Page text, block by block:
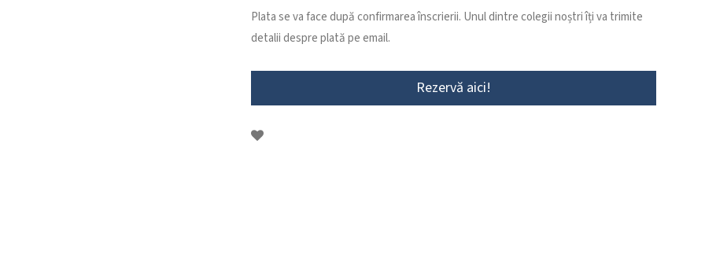
Plata se va face după confirmarea înscrierii. Unul dintre colegii noștri îți va trimite
detalii despre plată pe email.
Rezervă aici!